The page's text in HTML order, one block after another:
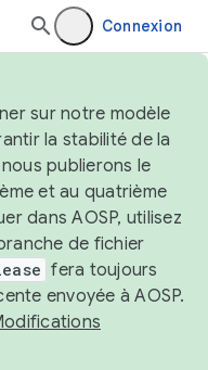
Connexion
sur notre modèle
la stabilité de la
publierons le
et au quatrième
dans AOSP, utilisez
de fichier
fera toujours
envoyée à AOSP.